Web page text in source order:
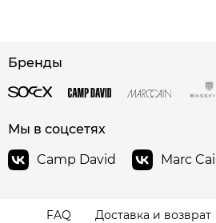
Бренды
Мы в соцсетях
Camp David
Marc
FAQ Доставка и возврат